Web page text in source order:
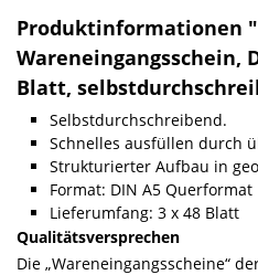
Produktinformationen
Wareneingangsschein,
Blatt,
Selbstdurchschreibend.
Schnelles ausfüllen durch
Strukturierter Aufbau in
Format: DIN A5 Querformat
Lieferumfang: 3 x 48 Blatt
Qualitätsversprechen
Die „Wareneingangsscheine“